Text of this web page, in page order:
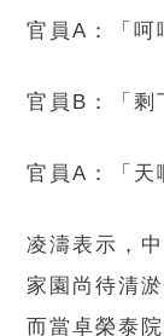
官員A：「呵
官員B：「剩
官員A：「天
凌濤表示，
家園尚待清
而當卓榮泰